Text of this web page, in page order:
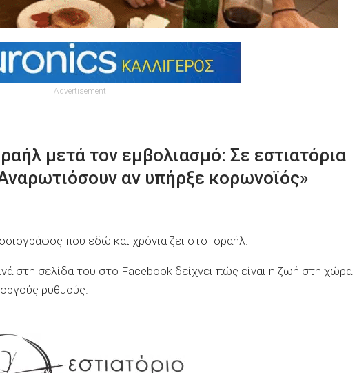
Advertisement
μετά τον εμβολιασμό: Σε εστιατόρια
αν υπήρξε κορωνοϊός»
που εδώ και χρόνια ζει στο Ισραήλ.
στη σελίδα του στο Facebook δείχνει πώς είναι η ζωή στη χώρα
ρυθμούς.